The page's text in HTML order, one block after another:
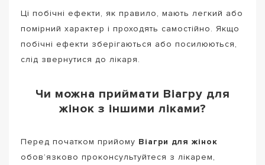
Ці побічні ефекти, як правило, мають легкий або
помірний характер і проходять самостійно. Якщо
побічні ефекти зберігаються або посилюються,
слід звернутися до лікаря.
Чи можна приймати Віагру для
жінок з іншими ліками?
Перед початком прийому Віагри для жінок
обов’язково проконсультуйтеся з лікарем,